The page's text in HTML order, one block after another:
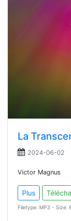
La
2024-06-02
Victor Magnus
Plus
Filetype: MP3 - Size: